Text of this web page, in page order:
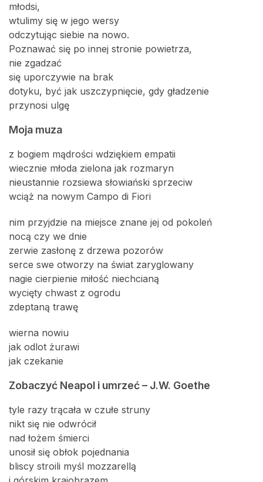
młodsi,
wtulimy się w jego wersy
odczytując siebie na nowo.
Poznawać się po innej stronie powietrza,
nie zgadzać
się uporczywie na brak
dotyku, być jak uszczypnięcie, gdy gładzenie
przynosi ulgę
Moja muza
z bogiem mądrości wdziękiem empatii
wiecznie młoda zielona jak rozmaryn
nieustannie rozsiewa słowiański sprzeciw
wciąż na nowym Campo di Fiori
nim przyjdzie na miejsce znane jej od pokoleń
nocą czy we dnie
zerwie zasłonę z drzewa pozorów
serce swe otworzy na świat zaryglowany
nagie cierpienie miłość niechcianą
wycięty chwast z ogrodu
zdeptaną trawę
wierna nowiu
jak odlot żurawi
jak czekanie
Zobaczyć Neapol i umrzeć – J.W. Goethe
tyle razy trącała w czułe struny
nikt się nie odwrócił
nad łożem śmierci
unosił się obłok pojednania
bliscy stroili myśl mozzarellą